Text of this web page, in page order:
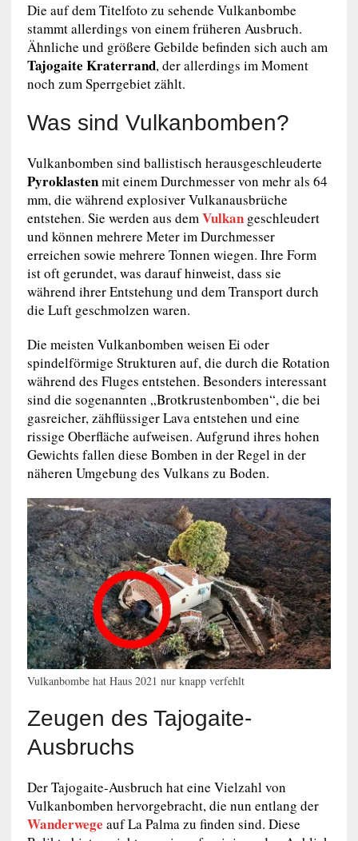
Die auf dem Titelfoto zu sehende Vulkanbombe
stammt allerdings von einem früheren Ausbruch.
Ähnliche und größere Gebilde befinden sich auch am
Tajogaite Kraterrand, der allerdings im Moment
noch zum Sperrgebiet zählt.
Was sind Vulkanbomben?
Vulkanbomben sind ballistisch herausgeschleuderte
Pyroklastenmit einem Durchmesser von mehr als 64
mm, die während explosiver Vulkanausbrüche
entstehen. Sie werden aus demVulkangeschleudert
und können mehrere Meter im Durchmesser
erreichen sowie mehrere Tonnen wiegen. Ihre Form
ist oft gerundet, was darauf hinweist, dass sie
während ihrer Entstehung und dem Transport durch
die Luft geschmolzen waren.
Die meisten Vulkanbomben weisen Ei oder
spindelförmige Strukturen auf, die durch die Rotation
während des Fluges entstehen. Besonders interessant
sind die sogenannten „Brotkrustenbomben“, die bei
gasreicher, zähflüssiger Lava entstehen und eine
rissige Oberfläche aufweisen. Aufgrund ihres hohen
Gewichts fallen diese Bomben in der Regel in der
näheren Umgebung des Vulkans zu Boden.
Vulkanbombe hat Haus 2021 nur knapp verfehlt
Zeugen des Tajogaite-
Ausbruchs
Der Tajogaite-Ausbruch hat eine Vielzahl von
Vulkanbomben hervorgebracht, die nun entlang der
Wanderwege auf La Palma zu finden sind. Diese